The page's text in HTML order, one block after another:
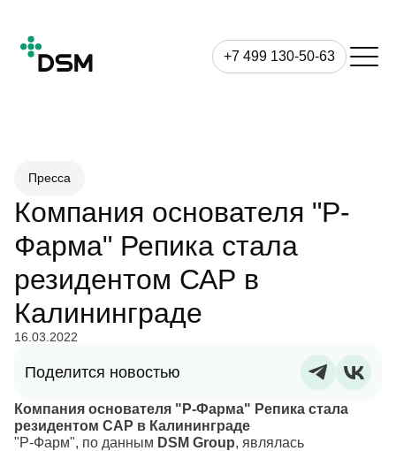
+7 499 130-50-63
Пресса
Компания основателя "Р-
Фарма" Репика стала
резидентом САР в
Калининграде
16.03.2022
Поделится новостью
Компания основателя "Р-Фарма" Репика стала
резидентом САР в Калининграде
"Р-Фарм", по данным DSM Group, являлась